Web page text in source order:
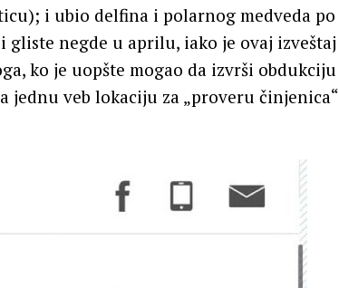
i ubio delfina i polarnog medveda po
negde u aprilu, iako je ovaj izveštaj
ko je uopšte mogao da izvrši obdukciju
jednu veb lokaciju za „proveru činjenica“